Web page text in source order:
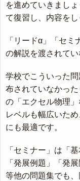
を進めていきまし
て復習し、内容をし
「リードα」「セ
の解説を渡されてい
学校でこういった
布されていなかっ
の「エクセル物理
レベルも幅広いた
にも最適です。
「セミナー」は「
「発展例題」「発
等他の問題集でも、